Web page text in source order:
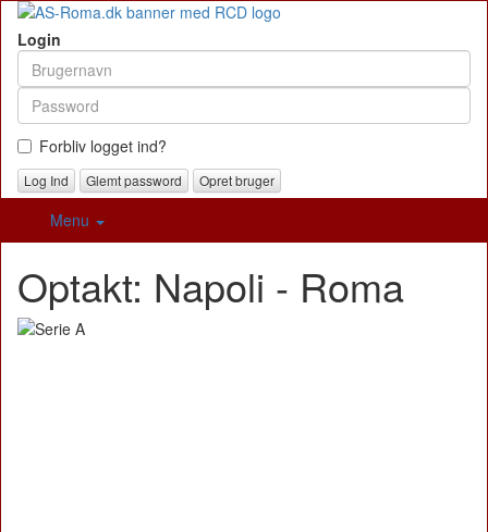
Login
Forbliv logget ind?
Glemt password Opret bruger
Menu
Optakt: Napoli - Roma